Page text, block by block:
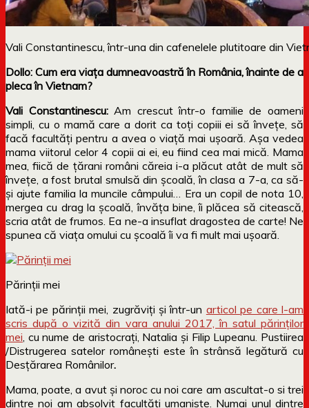
Vali Constantinescu, într-una din cafenelele plutitoare din
Dollo: Cum era viața dumneavoastră în România, înainte de a
pleca în Vietnam?
Vali Constantinescu:Am crescut într-o familie de oameni
simpli, cu o mamă care a dorit ca toți copiii ei să învețe, să
facă facultăți pentru a avea o viață mai ușoară. Așa vedea
mama viitorul celor 4 copii ai ei, eu fiind cea mai mică. Mama
mea, fiică de țărani români căreia i-a plăcut atât de mult să
învețe, a fost brutal smulsă din școală, în clasa a 7-a, ca să-
și ajute familia la muncile câmpului… Era un copil de nota 10,
mergea cu drag la școală, învăța bine, îi plăcea să citească,
scria atât de frumos. Ea ne-a insuflat dragostea de carte! Ne
spunea că viața omului cu școală îi va fi mult mai ușoară.
Părinții mei
Iată-i pe părinții mei, zugrăviți și într-un articol pe care l-am
scris după o vizită din vara anului 2017, în satul părinților
mei , cu nume de aristocrați, Natalia și Filip Lupeanu. Pustiirea
/Distrugerea satelor românești este în strânsă legătură cu
Desțărarea Românilor.
Mama, poate, a avut și noroc cu noi care am ascultat-o si trei
dintre noi am absolvit facultăți umaniste. Numai unul dintre